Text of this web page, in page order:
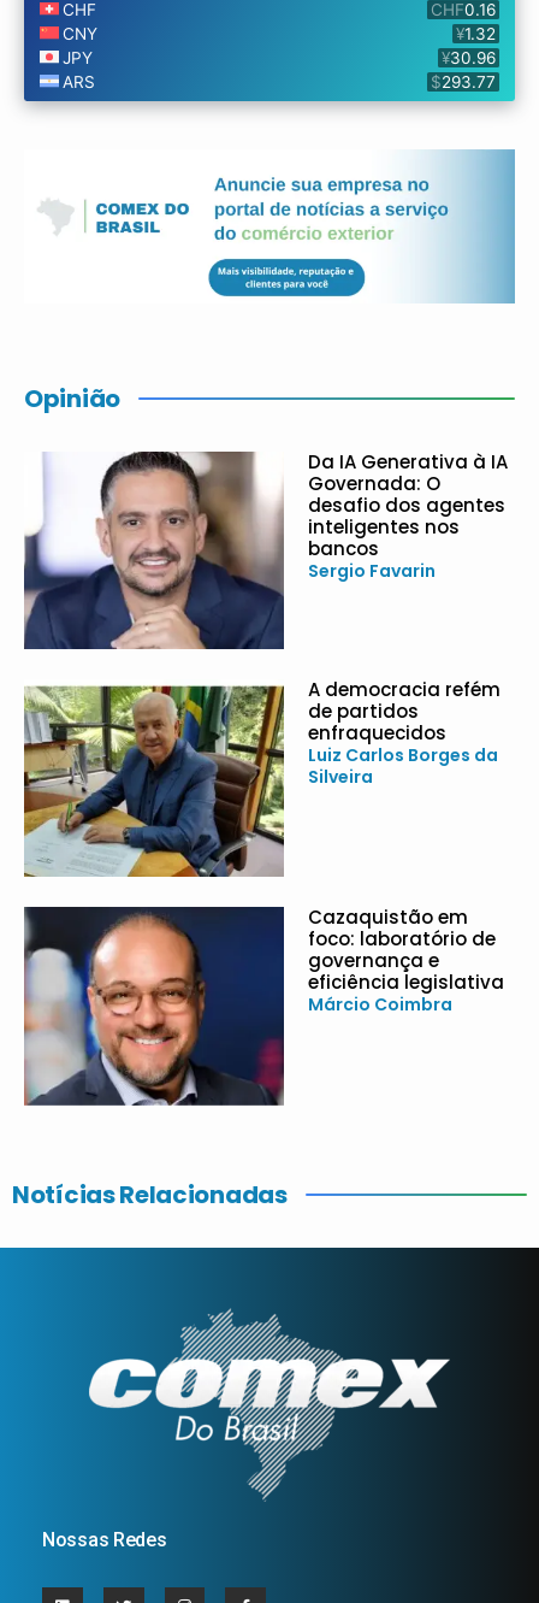
Opinião
Da IA Generativa à IA
Governada: O
desafio dos agentes
inteligentes nos
bancos
Sergio Favarin
A democracia refém
de partidos
enfraquecidos
Luiz Carlos Borges da
Silveira
Cazaquistão em
foco: laboratório de
governança e
eficiência legislativa
Márcio Coimbra
Notícias Relacionadas
Nossas Redes